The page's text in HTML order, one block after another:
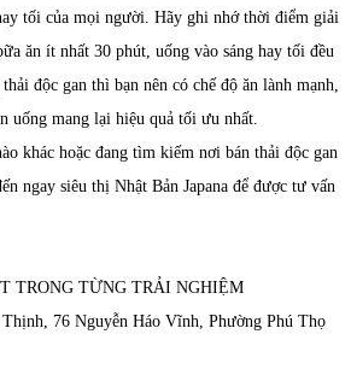
tối của mọi người. Hãy ghi nhớ thời điểm giải
ăn ít nhất 30 phút, uống vào sáng hay tối đều
độc gan thì bạn nên có chế độ ăn lành mạnh,
uống mang lại hiệu quả tối ưu nhất.
khác hoặc đang tìm kiếm nơi bán thải độc gan
ngay siêu thị Nhật Bản Japana để được tư vấn
TRONG TỪNG TRẢI NGHIỆM
76 Nguyễn Háo Vĩnh, Phường Phú Thọ